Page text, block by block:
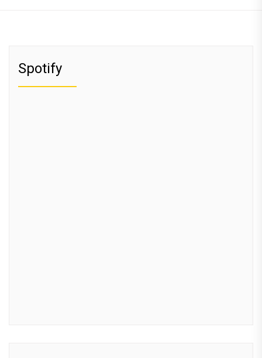
Spotify